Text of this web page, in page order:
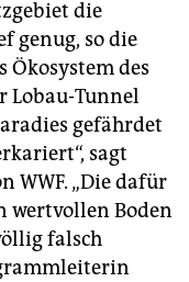
die
genug, so die
Ökosystem des
Lobau-Tunnel
gefährdet
sagt
WWF. „Die dafür
wertvollen Boden
falsch